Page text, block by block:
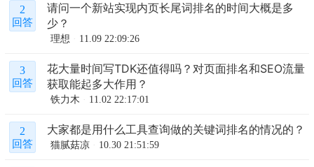
2
回答
请问一个新站实现内页长尾词排名的时间大概是多
少？
理想 11.09 22:09:26
3
回答
花大量时间写TDK还值得吗？对页面排名和SEO流量
获取能起多大作用？
铁力木 11.02 22:17:01
2
回答
大家都是用什么工具查询做的关键词排名的情况的？
猫腻菇凉 10.30 21:51:59